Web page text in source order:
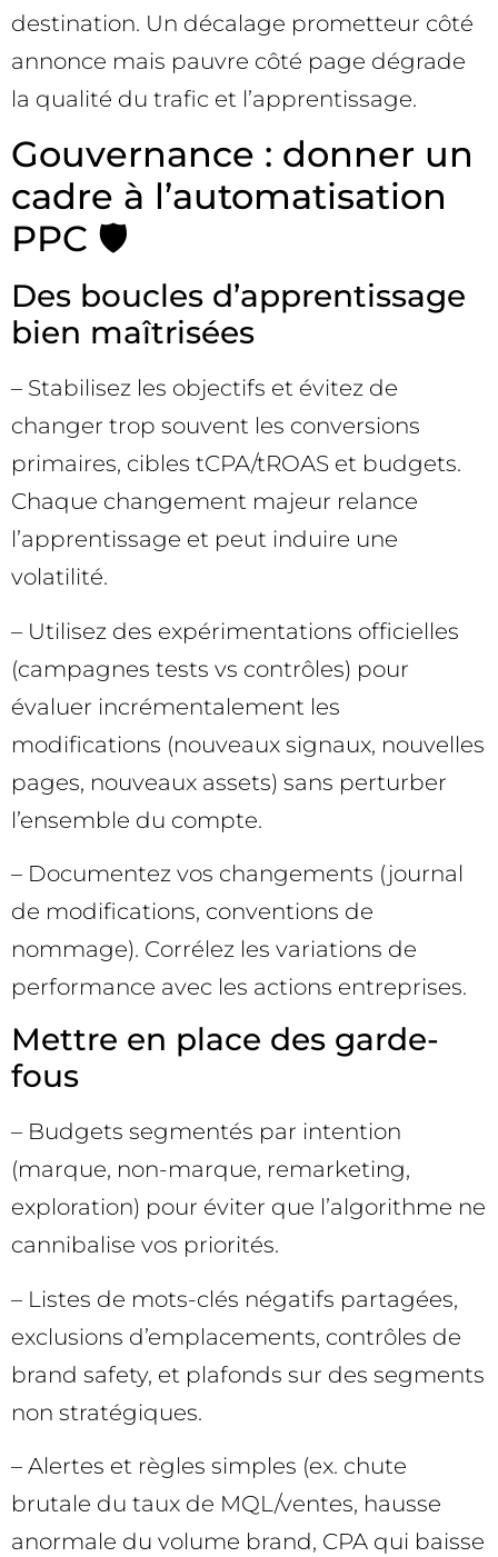
destination. Un décalage prometteur côté
annonce mais pauvre côté page dégrade
la qualité du trafic et l’apprentissage.
Gouvernance : donner un
cadre à l’automatisation
PPC 🛡️
Des boucles d’apprentissage
bien maîtrisées
– Stabilisez les objectifs et évitez de
changer trop souvent les conversions
primaires, cibles tCPA/tROAS et budgets.
Chaque changement majeur relance
l’apprentissage et peut induire une
volatilité.
– Utilisez des expérimentations officielles
(campagnes tests vs contrôles) pour
évaluer incrémentalement les
modifications (nouveaux signaux, nouvelles
pages, nouveaux assets) sans perturber
l’ensemble du compte.
– Documentez vos changements (journal
de modifications, conventions de
nommage). Corrélez les variations de
performance avec les actions entreprises.
Mettre en place des garde-
fous
– Budgets segmentés par intention
(marque, non-marque, remarketing,
exploration) pour éviter que l’algorithme ne
cannibalise vos priorités.
– Listes de mots-clés négatifs partagées,
exclusions d’emplacements, contrôles de
brand safety, et plafonds sur des segments
non stratégiques.
– Alertes et règles simples (ex. chute
brutale du taux de MQL/ventes, hausse
anormale du volume brand, CPA qui baisse